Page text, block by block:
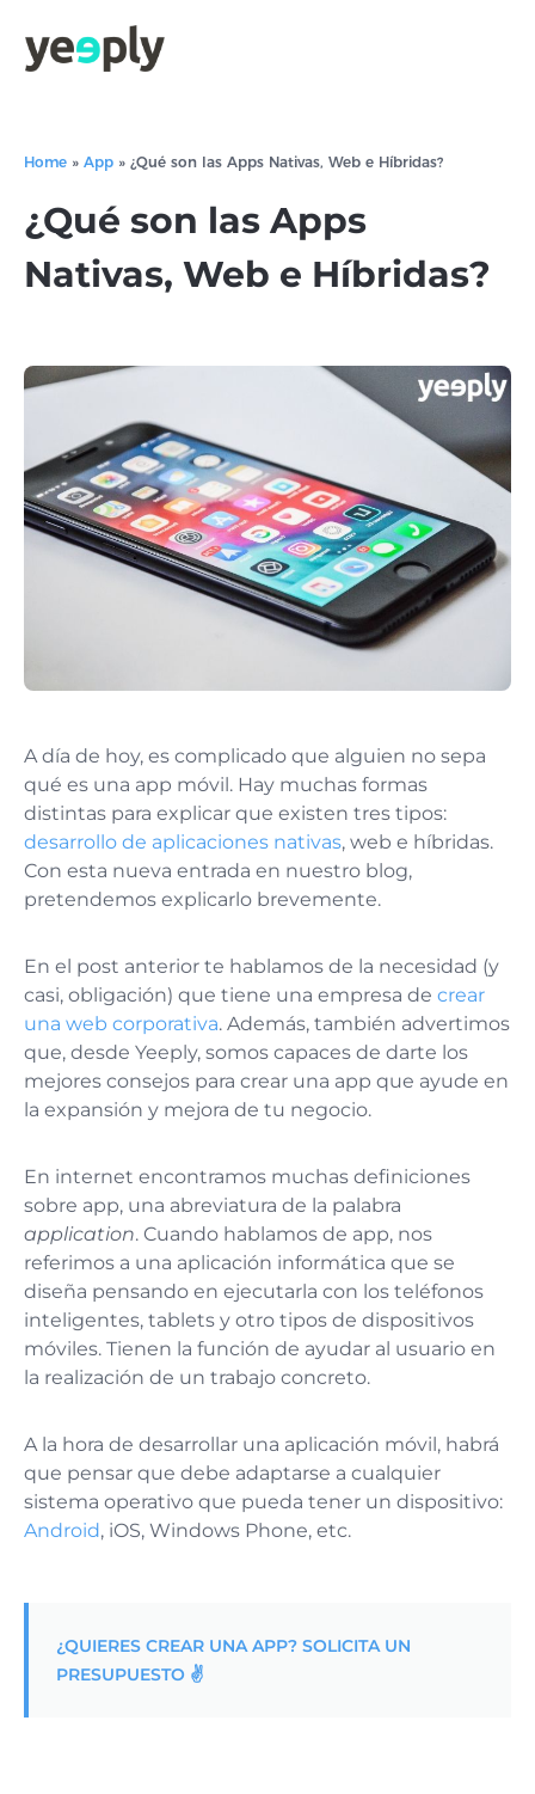
Home » App » ¿Qué son las Apps Nativas, Web e Híbridas?
¿Qué son las Apps
Nativas, Web e Híbridas?
A día de hoy, es complicado que alguien no sepa
qué es una app móvil. Hay muchas formas
distintas para explicar que existen tres tipos:
desarrollo de aplicaciones nativas, web e híbridas.
Con esta nueva entrada en nuestro blog,
pretendemos explicarlo brevemente.
En el post anterior te hablamos de la necesidad (y
casi, obligación) que tiene una empresa de crear
una web corporativa. Además, también advertimos
que, desde Yeeply, somos capaces de darte los
mejores consejos para crear una app que ayude en
la expansión y mejora de tu negocio.
En internet encontramos muchas definiciones
sobre app, una abreviatura de la palabra
application. Cuando hablamos de app, nos
referimos a una aplicación informática que se
diseña pensando en ejecutarla con los teléfonos
inteligentes, tablets y otro tipos de dispositivos
móviles. Tienen la función de ayudar al usuario en
la realización de un trabajo concreto.
A la hora de desarrollar una aplicación móvil, habrá
que pensar que debe adaptarse a cualquier
sistema operativo que pueda tener un dispositivo:
Android, iOS, Windows Phone, etc.
¿QUIERES CREAR UNA APP? SOLICITA UN
PRESUPUESTO ✌️